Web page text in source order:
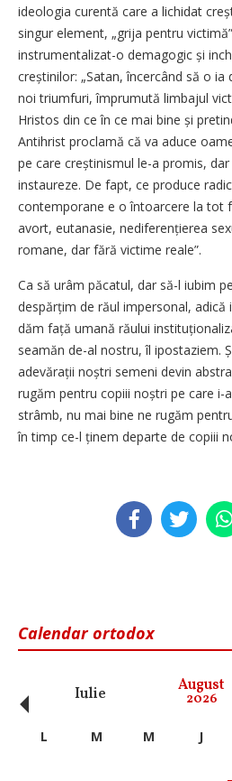
ideologia curentă care a lichidat
singur element, „grija pentru
instrumentalizat-o demagogic și
creștinilor: „Satan, încercând să o
noi triumfuri, împrumută limbajul
Hristos din ce în ce mai bine și
Antihrist proclamă că va aduce
pe care creștinismul le-a promis,
instaureze. De fapt, ce produce
contemporane e o întoarcere la tot
avort, eutanasie, nedife­rențierea
romane, dar fără victime reale”.
Ca să urâm păcatul, dar să-l iubim
despărțim de răul impersonal, adică
dăm față umană răului
seamăn de-al nostru, îl ipostaziem.
adevărații noștri semeni devin
rugăm pentru copiii noștri pe care i-
strâmb, nu mai bine ne rugăm
în timp ce-l ținem departe de copiii
Calendar ortodox
Iulie August
2026
‹ L M M J